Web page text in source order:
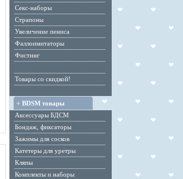
Секс-наборы
Страпоны
Увеличение пениса
Фаллоимитаторы
Фистинг
Товары со скидкой!
BDSM товары
Аксессуары БДСМ
Бондаж, фиксаторы
Зажимы для сосков
Катетеры для уретры
Кляпы
Комплекты и наборы